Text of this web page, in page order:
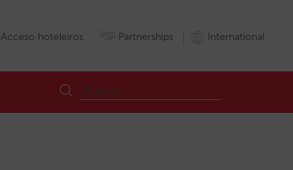
Acceso hoteleiros Partnerships International